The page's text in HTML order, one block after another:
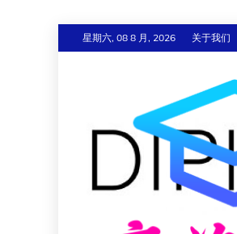
至
星期六, 08 8 月, 2026 关于我们